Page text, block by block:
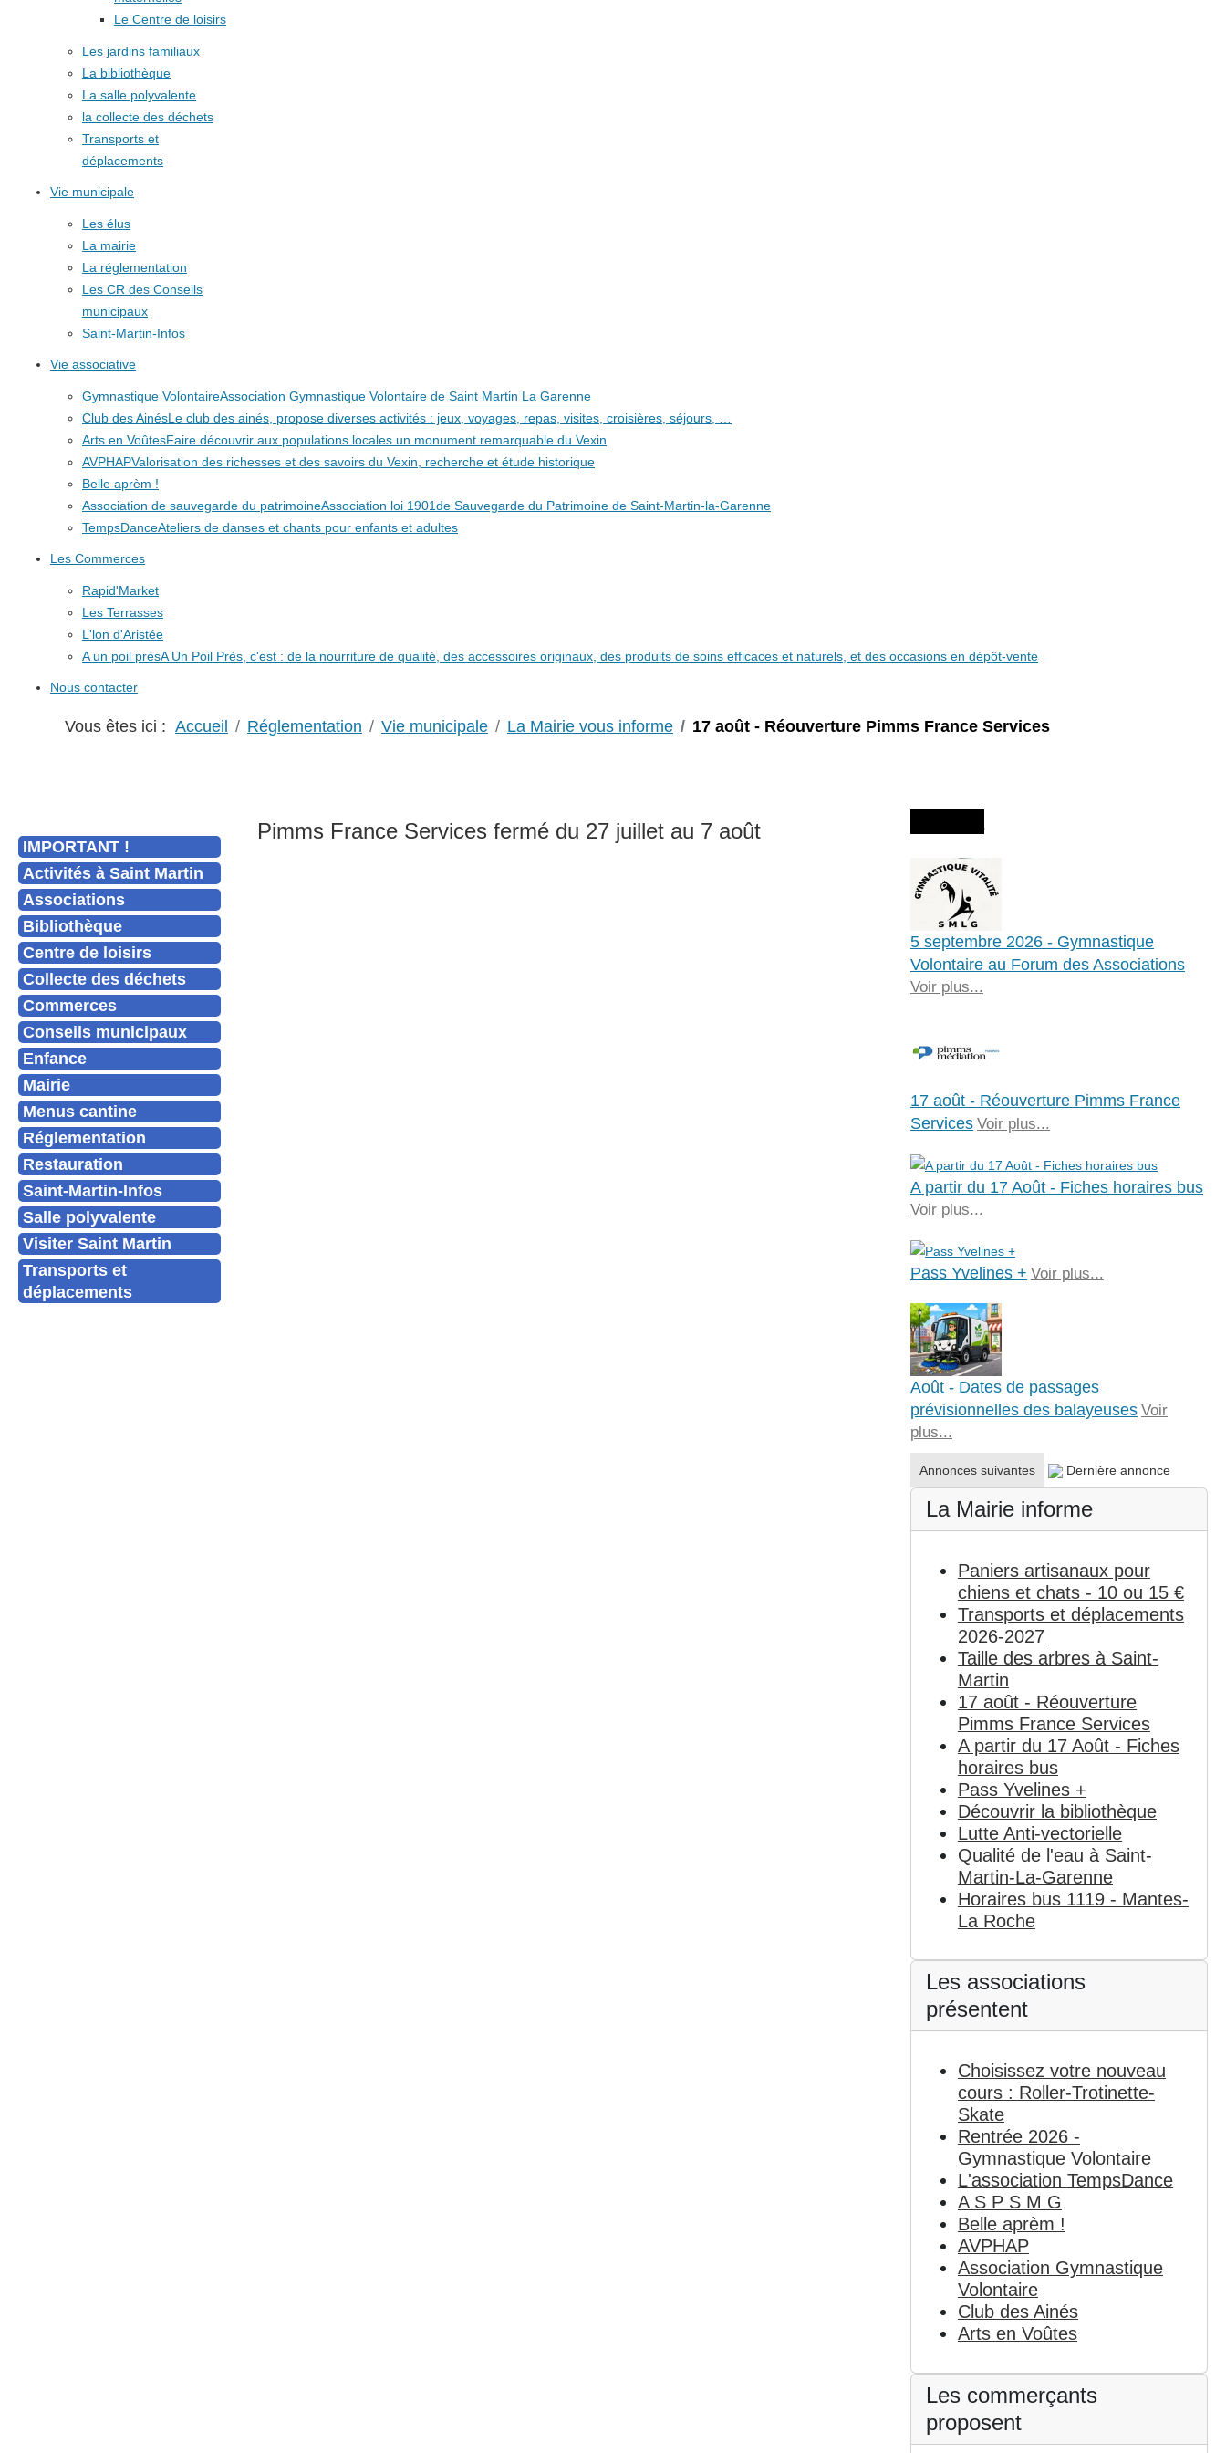
Le Centre de loisirs
Les jardins familiaux
La bibliothèque
La salle polyvalente
la collecte des déchets
Transports et
déplacements
Vie municipale
Les élus
La mairie
La réglementation
Les CR des Conseils
municipaux
Saint-Martin-Infos
Vie associative
Gymnastique VolontaireAssociation Gymnastique Volontaire de Saint Martin La Garenne
Club des AinésLe club des ainés, propose diverses activités : jeux, voyages, repas, visites, croisières, séjours, …
Arts en VoûtesFaire découvrir aux populations locales un monument remarquable du Vexin
AVPHAPValorisation des richesses et des savoirs du Vexin, recherche et étude historique
Belle aprèm !
Association de sauvegarde du patrimoineAssociation loi 1901de Sauvegarde du Patrimoine de Saint-Martin-la-Garenne
TempsDanceAteliers de danses et chants pour enfants et adultes
Les Commerces
Rapid'Market
Les Terrasses
L'lon d'Aristée
A un poil prèsA Un Poil Près, c'est : de la nourriture de qualité, des accessoires originaux, des produits de soins efficaces et naturels, et des occasions en dépôt-vente
Nous contacter
Vous êtes ici : Accueil Réglementation Vie municipale La Mairie vous informe 17 août - Réouverture Pimms France Services
IMPORTANT !
Activités à Saint Martin
Associations
Bibliothèque
Centre de loisirs
Collecte des déchets
Commerces
Conseils municipaux
Enfance
Mairie
Menus cantine
Réglementation
Restauration
Saint-Martin-Infos
Salle polyvalente
Visiter Saint Martin
Transports et
déplacements
Pimms France Services fermé du 27 juillet au 7 août
5 septembre 2026 - Gymnastique
Volontaire au Forum des Associations
Voir plus...
17 août - Réouverture Pimms France
Services Voir plus...
A partir du 17 Août - Fiches horaires bus
Voir plus...
Pass Yvelines + Voir plus...
Août - Dates de passages
prévisionnelles des balayeuses Voir
plus...
Annonces suivantes Dernière annonce
La Mairie informe
Paniers artisanaux pour
chiens et chats - 10 ou 15 €
Transports et déplacements
2026-2027
Taille des arbres à Saint-
Martin
17 août - Réouverture
Pimms France Services
A partir du 17 Août - Fiches
horaires bus
Pass Yvelines +
Découvrir la bibliothèque
Lutte Anti-vectorielle
Qualité de l'eau à Saint-
Martin-La-Garenne
Horaires bus 1119 - Mantes-
La Roche
Les associations
présentent
Choisissez votre nouveau
cours : Roller-Trotinette-
Skate
Rentrée 2026 -
Gymnastique Volontaire
L'association TempsDance
A S P S M G
Belle aprèm !
AVPHAP
Association Gymnastique
Volontaire
Club des Ainés
Arts en Voûtes
Les commerçants
proposent